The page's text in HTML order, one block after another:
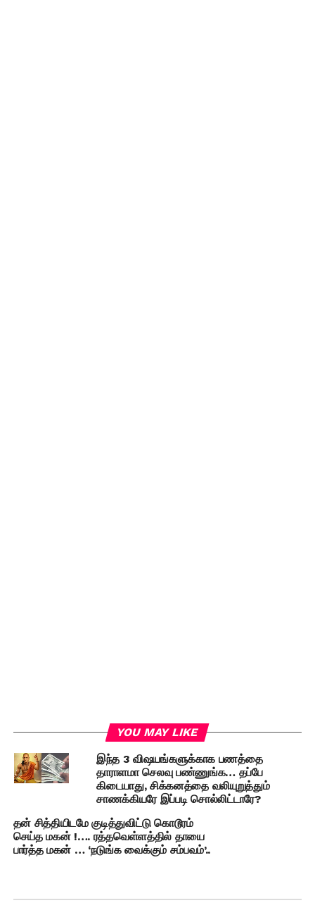
YOU MAY LIKE
இந்த 3 விஷயங்களுக்காக பணத்தை
தாராளமா செலவு பண்ணுங்க… தப்பே
கிடையாது, சிக்கனத்தை வலியுறுத்தும்
சாணக்கியரே இப்படி சொல்லிட்டாரே?
தன் சித்தியிடமே குடித்துவிட்டு கொடூரம்
செய்த மகன் !…. ரத்தவெள்ளத்தில் தாயை
பார்த்த மகன் … ‘நடுங்க வைக்கும் சம்பவம்’..